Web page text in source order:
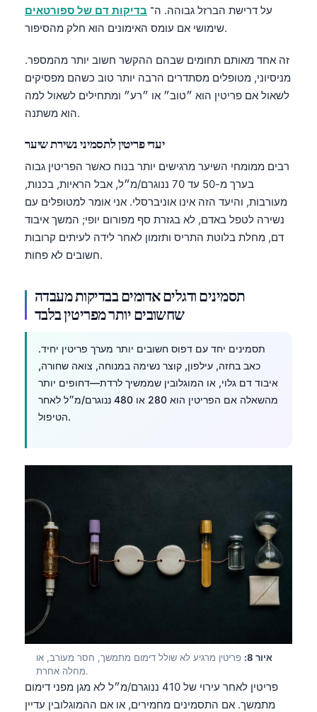
על דרישת הברזל גבוהה. ה־ בדיקות דם של ספורטאים
שימושי אם עומס האימונים הוא חלק מהסיפור.
זה אחד מאותם תחומים שבהם ההקשר חשוב יותר מהמספר.
מניסיוני, מטופלים מסתדרים הרבה יותר טוב כשהם מפסיקים
לשאול אם פריטין הוא ״טוב״ או ״רע״ ומתחילים לשאול למה
הוא משתנה.
יעדי פריטין לתסמיני נשירת שיער
רבים ממומחי השיער מרגישים יותר בנוח כאשר הפריטין גבוה
בערך מ-50 עד 70 ננוגרם/מ״ל, אבל הראיות, בכנות,
מעורבות, והיעד הזה אינו אוניברסלי. אני אומר למטופלים עם
נשירה לטפל באדם, לא בגזרת סף מפורום יופי; המשך איבוד
דם, מחלת בלוטת התריס ותזמון לאחר לידה לעיתים קרובות
חשובים לא פחות.
תסמינים ודגלים אדומים בבדיקות מעבדה
שחשובים יותר מפריטין בלבד
תסמינים יחד עם דפוס חשובים יותר מערך פריטין יחיד.
כאב בחזה, עילפון, קוצר נשימה במנוחה, צואה שחורה,
איבוד דם גלוי, או המוגלובין שממשיך לרדת—דחופים יותר
מהשאלה אם הפריטין הוא 280 או 480 ננוגרם/מ״ל לאחר
הטיפול.
איור 8:
פריטין מרגיע לא שולל דימום מתמשך, חסר מעורב, או
מחלה אחרת.
פריטין לאחר עירוי של 410 ננוגרם/מ״ל לא מגן מפני דימום
מתמשך. אם התסמינים מחמירים, או אם ההמוגלובין עדיין
Русский
Lietuvių kalba
Polski
Magyar
Shqip
বাংলা
ಕನ್ನಡ
മലയാളം
Tiếng Việt
Tagalog
ភាសាខ្មែរ
Kiswahili
Қазақ тілі
Suomi
Hrvatski
Slovenčina